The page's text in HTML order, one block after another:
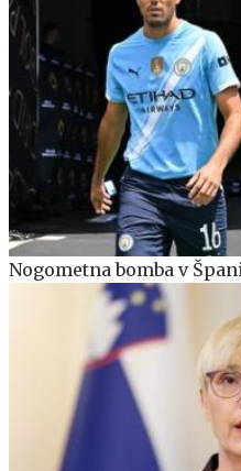
Nogometna bomba v